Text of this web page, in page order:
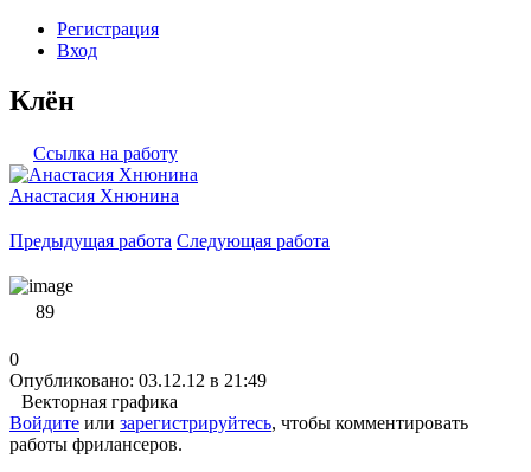
Регистрация
Вход
Клён
Ссылка на работу
Анастасия Хнюнина
Предыдущая работа Следующая работа
89
0
Опубликовано: 03.12.12 в 21:49
Векторная графика
Войдите или зарегистрируйтесь, чтобы комментировать
работы фрилансеров.